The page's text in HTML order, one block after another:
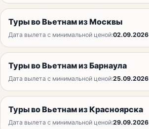
Туры во Вьетнам из Москвы
Дата вылета с минимальной ценой:02.09.2026
Туры во Вьетнам из Барнаула
Дата вылета с минимальной ценой:25.09.2026
Туры во Вьетнам из Красноярска
Дата вылета с минимальной ценой:29.09.2026